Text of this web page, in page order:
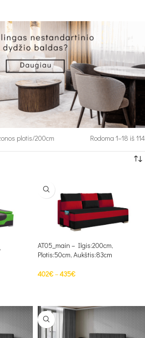
plotis 200cm Rodoma 1–18 iš 114
AT05_main – Ilgis:200cm,
Plotis:50cm, Aukštis:83cm
402€–435€